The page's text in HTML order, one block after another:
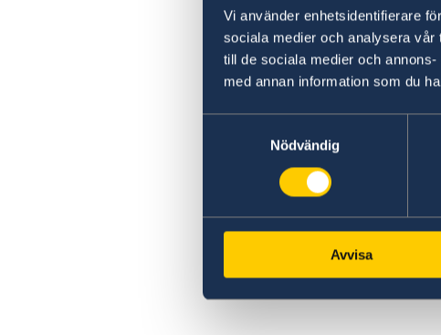
Vi använder enhetsidentifierare
sociala medier och analysera vår
till de sociala medier och
med annan information som du
Nödvändig
Avvisa